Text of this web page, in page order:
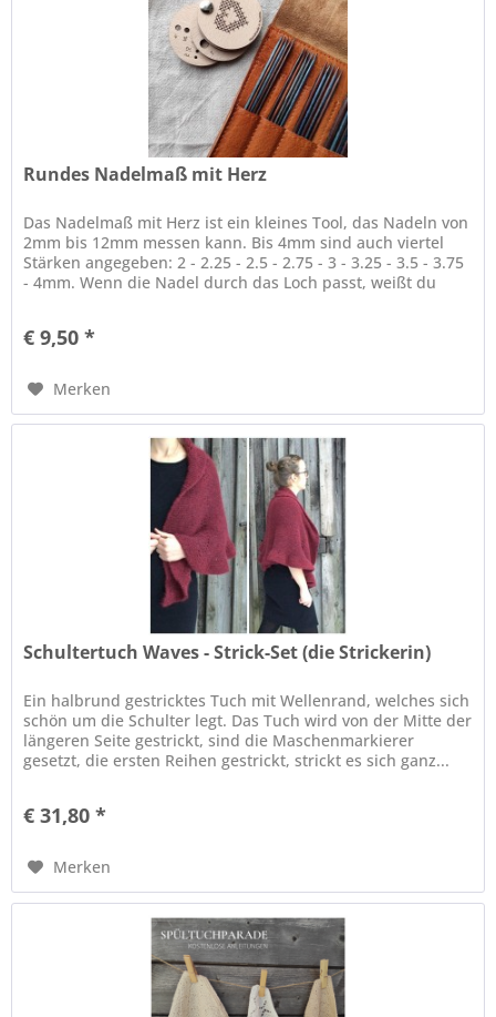
Rundes Nadelmaß mit Herz
Das Nadelmaß mit Herz ist ein kleines Tool, das Nadeln von
2mm bis 12mm messen kann. Bis 4mm sind auch viertel
Stärken angegeben: 2 - 2.25 - 2.5 - 2.75 - 3 - 3.25 - 3.5 - 3.75
- 4mm. Wenn die Nadel durch das Loch passt, weißt du
€ 9,50 *
Merken
Schultertuch Waves - Strick-Set (die Strickerin)
Ein halbrund gestricktes Tuch mit Wellenrand, welches sich
schön um die Schulter legt. Das Tuch wird von der Mitte der
längeren Seite gestrickt, sind die Maschenmarkierer
gesetzt, die ersten Reihen gestrickt, strickt es sich ganz...
€ 31,80 *
Merken